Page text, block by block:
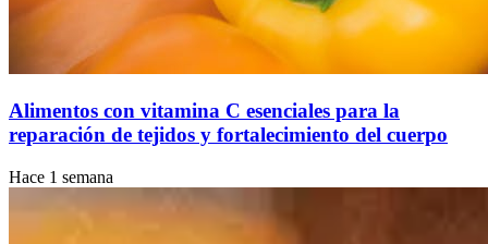
Alimentos con vitamina C esenciales para la
reparación de tejidos y fortalecimiento del cuerpo
Hace 1 semana